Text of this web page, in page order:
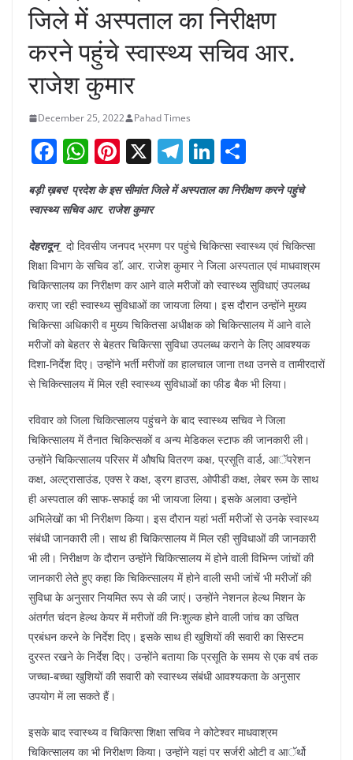
जिले में अस्पताल का निरीक्षण
करने पहुंचे स्वास्थ्य सचिव आर.
राजेश कुमार
December 25, 2022 Pahad Times
F
c
b
o
o
k
W
h
at
A
p
p
Pi
nt
er
e
st
X T
e
a
m
Li
k
dI
n
h
ar
बड़ी ख़बर! प्रदेश के इस सीमांत जिले में अस्पताल का निरीक्षण करने पहुंचे
स्वास्थ्य सचिव आर. राजेश कुमार
देहरादून_ दो दिवसीय जनपद भ्रमण पर पहुंचे चिकित्सा स्वास्थ्य एवं चिकित्सा
शिक्षा विभाग के सचिव डाॅ. आर. राजेश कुमार ने जिला अस्पताल एवं माधवाश्रम
चिकित्सालय का निरीक्षण कर आने वाले मरीजों को स्वास्थ्य सुविधाएं उपलब्ध
कराए जा रही स्वास्थ्य सुविधाओं का जायजा लिया। इस दौरान उन्होंने मुख्य
चिकित्सा अधिकारी व मुख्य चिकितसा अधीक्षक को चिकित्सालय में आने वाले
मरीजों को बेहतर से बेहतर चिकित्सा सुविधा उपलब्ध कराने के लिए आवश्यक
दिशा-निर्देश दिए। उन्होंने भर्ती मरीजों का हालचाल जाना तथा उनसे व तामीरदारों
से चिकित्सालय में मिल रही स्वास्थ्य सुविधाओं का फीड बैक भी लिया।
रविवार को जिला चिकित्सालय पहुंचने के बाद स्वास्थ्य सचिव ने जिला
चिकित्सालय में तैनात चिकित्सकों व अन्य मेडिकल स्टाफ की जानकारी ली।
उन्होंने चिकित्सालय परिसर में औषधि वितरण कक्ष, प्रसूति वार्ड, आॅपरेशन
कक्ष, अल्ट्रासाउंड, एक्स रे कक्ष, ड्रग हाउस, ओपीडी कक्ष, लेबर रूम के साथ
ही अस्पताल की साफ-सफाई का भी जायजा लिया। इसके अलावा उन्होंने
अभिलेखों का भी निरीक्षण किया। इस दौरान यहां भर्ती मरीजों से उनके स्वास्थ्य
संबंधी जानकारी ली। साथ ही चिकित्सालय में मिल रही सुविधाओं की जानकारी
भी ली। निरीक्षण के दौरान उन्होंने चिकित्सालय में होने वाली विभिन्न जांचों की
जानकारी लेते हुए कहा कि चिकित्सालय में होने वाली सभी जांचें भी मरीजों की
सुविधा के अनुसार नियमित रूप से की जाएं। उन्होंने नेशनल हेल्थ मिशन के
अंतर्गत चंदन हेल्थ केयर में मरीजों की निःशुल्क होने वाली जांच का उचित
प्रबंधन करने के निर्देश दिए। इसके साथ ही खुशियों की सवारी का सिस्टम
दुरस्त रखने के निर्देश दिए। उन्होंने बताया कि प्रसूति के समय से एक वर्ष तक
जच्चा-बच्चा खुशियों की सवारी को स्वास्थ्य संबंधी आवश्यकता के अनुसार
उपयोग में ला सकते हैं।
इसके बाद स्वास्थ्य व चिकित्सा शिक्षा सचिव ने कोटेश्वर माधवाश्रम
चिकित्सालय का भी निरीक्षण किया। उन्होंने यहां पर सर्जरी ओटी व आॅर्थो